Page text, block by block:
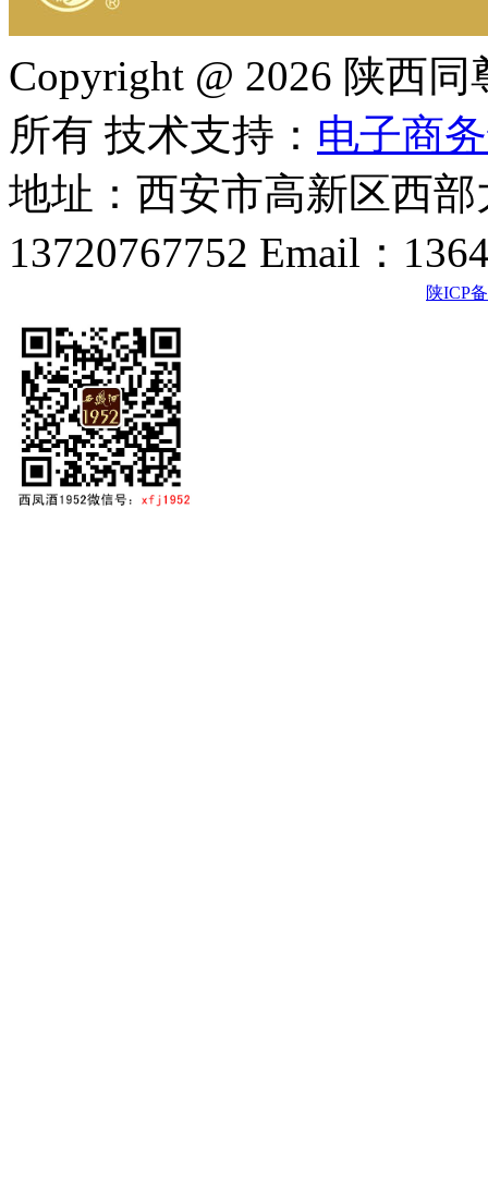
Copyright @ 2026 陕西
所有 技术支持： 电子商
地址：西安市高新区西
13720767752 Email：
陕ICP